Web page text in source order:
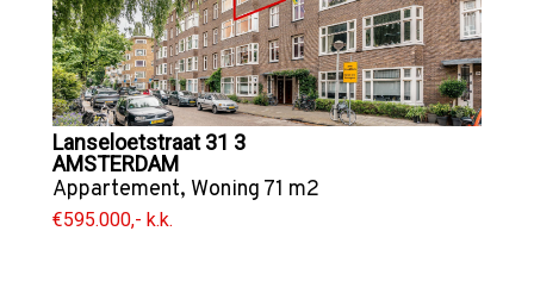
Lanseloetstraat 31 3
AMSTERDAM
Appartement, Woning 71 m2
€595.000,- k.k.